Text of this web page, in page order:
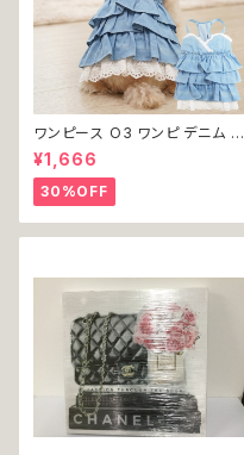
ワンピース O3 ワンピ デニム プ
リーツ レース 女の子 犬 犬服
小型 猫 服 洋服 ペット dog ド
ッグウェア おしゃれ かわいい 返
品交換不可
¥1,666
30%OFF